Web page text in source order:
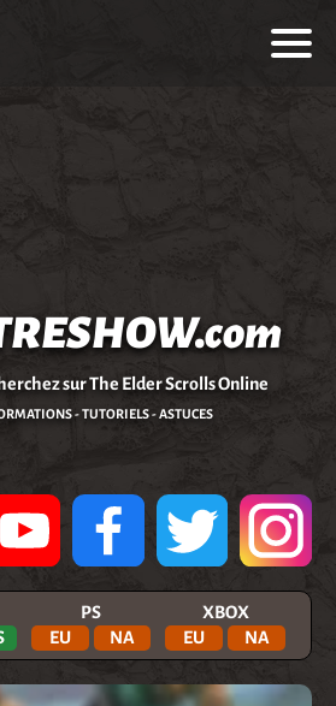
sur The Elder Scrolls Online
- TUTORIELS - ASTUCES
PS
EU
NA
XBOX
EU
NA